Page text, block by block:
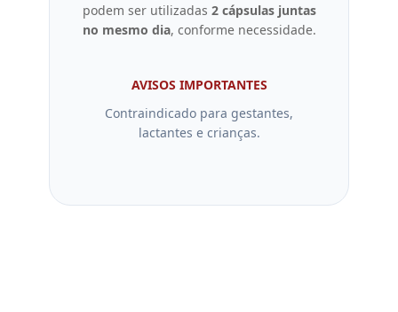
podem ser utilizadas 2 cápsulas juntas
no mesmo dia, conforme necessidade.
AVISOS IMPORTANTES
Contraindicado para gestantes,
lactantes e crianças.